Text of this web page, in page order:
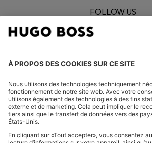
FOLLOW US
CHANGER DE PAYS :